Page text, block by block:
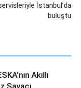
İstanbul’da
buluştu
Akıllı
Sayacı